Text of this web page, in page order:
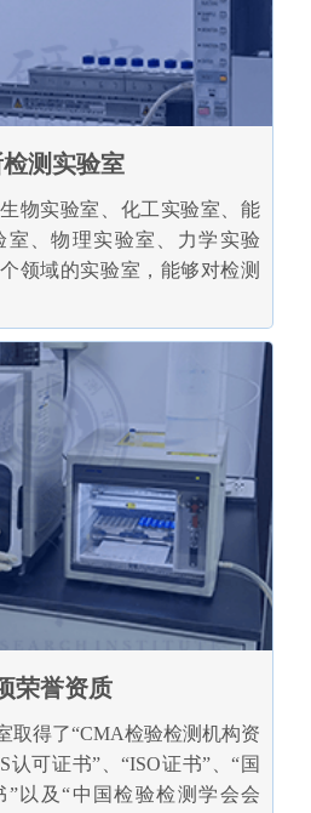
测实验室
物实验室、化工实验室、能
室、物理实验室、力学实验
领域的实验室，能够对检测
荣誉资质
取得了“CMA检验检测机构资
认可证书”、“ISO证书”、“国
”以及“中国检验检测学会会